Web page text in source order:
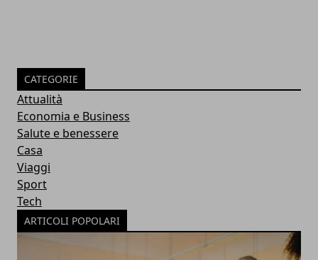
CATEGORIE
Attualità
Economia e Business
Salute e benessere
Casa
Viaggi
Sport
Tech
ARTICOLI POPOLARI